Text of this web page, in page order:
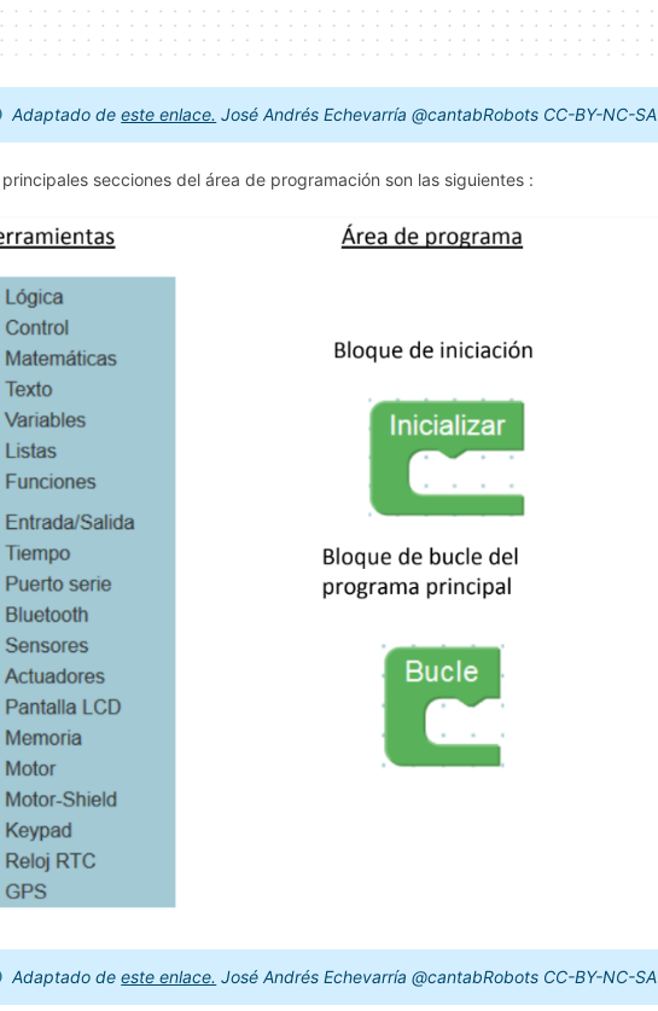
Adaptado deeste enlace. José Andrés Echevarría @cantabRobots CC-BY-NC-SA
secciones del área de programación son las siguientes :
Adaptado deeste enlace. José Andrés Echevarría @cantabRobots CC-BY-NC-SA